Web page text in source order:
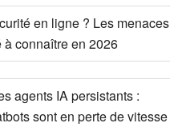
en ligne ? Les menaces
connaître en 2026
agents IA persistants :
sont en perte de vitesse